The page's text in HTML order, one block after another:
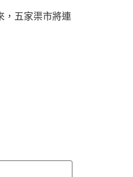
，五家渠市將連